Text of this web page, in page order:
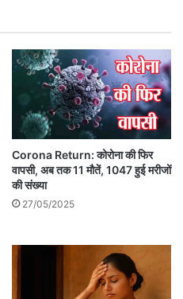
Corona Return: कोरोना की फिर
वापसी, अब तक 11 मौतें, 1047 हुई मरीजों
की संख्या
27/05/2025